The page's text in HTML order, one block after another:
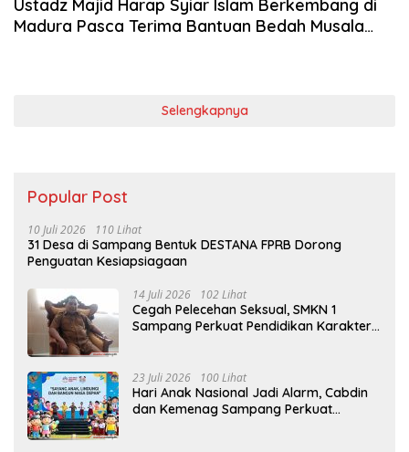
Ustadz Majid Harap Syiar Islam Berkembang di
Madura Pasca Terima Bantuan Bedah Musala
Selengkapnya
Popular Post
10 Juli 2026 110 Lihat
31 Desa di Sampang Bentuk DESTANA FPRB Dorong
Penguatan Kesiapsiagaan
14 Juli 2026 102 Lihat
Cegah Pelecehan Seksual, SMKN 1
Sampang Perkuat Pendidikan Karakter
23 Juli 2026 100 Lihat
Hari Anak Nasional Jadi Alarm, Cabdin
dan Kemenag Sampang Perkuat